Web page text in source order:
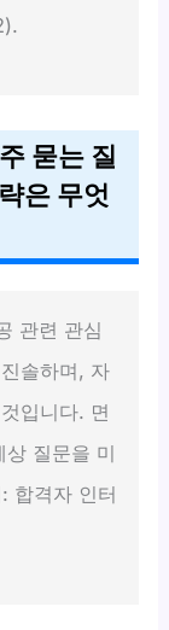
묻는 질
은 무엇
관련 관심
솔하며, 자
입니다. 면
상 질문을 미
합격자 인터